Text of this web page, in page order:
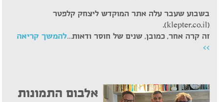
בשבוע שעבר עלה אתר המוקדש ליצחק קלפטר
(klepter.co.il).
זה קרה אחר, כמובן, שנים של חוסר ודאות…להמשך קריאה
>>
אלבום התמונות